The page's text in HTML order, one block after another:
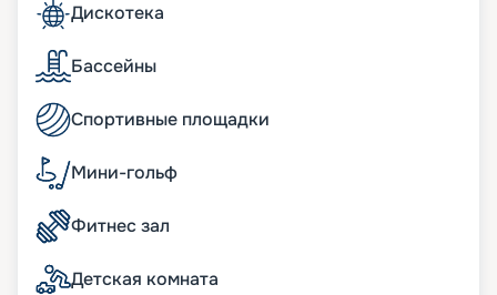
предлагаем нашим клиентам воспользоваться
услугой раннего бронирования, чтобы у них
была возможность приобрести лучшие путевки.
Также вы можете заранее познакомиться с
обзорами экскурсий, чтобы выбрать для себя
самые интересные варианты.
Дискотека
Бассейны
Спортивные площадки
Мини-гольф
Фитнес зал
Детская комната